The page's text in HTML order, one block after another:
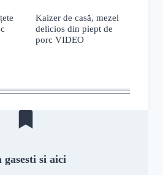
Kaizer de casă, mezel
delicios din piept de
porc VIDEO
gasesti si aici